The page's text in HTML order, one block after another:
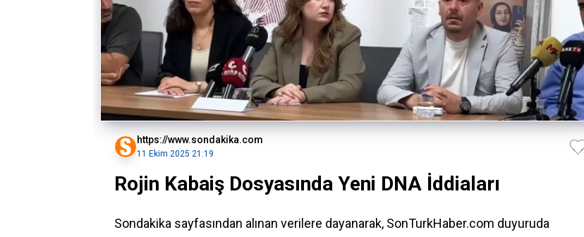
https://www.sondakika.com
11 Ekim 2025 21:19
Rojin Kabaiş Dosyasında Yeni DNA İddiaları
Sondakika sayfasından alınan verilere dayanarak, SonTurkHaber.com duyuruda